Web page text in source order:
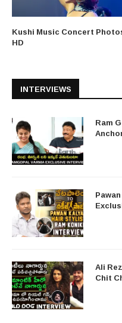
Kushi Music Concert
HD
INTERVIEWS
Ram
Ali
Chit